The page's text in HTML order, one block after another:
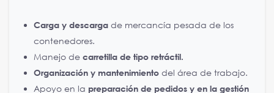
Carga y descarga de mercancía pesada de los
contenedores.
Manejo de carretilla de tipo retráctil.
Organización y mantenimiento del área de trabajo.
Apoyo en la preparación de pedidos y en la gestión